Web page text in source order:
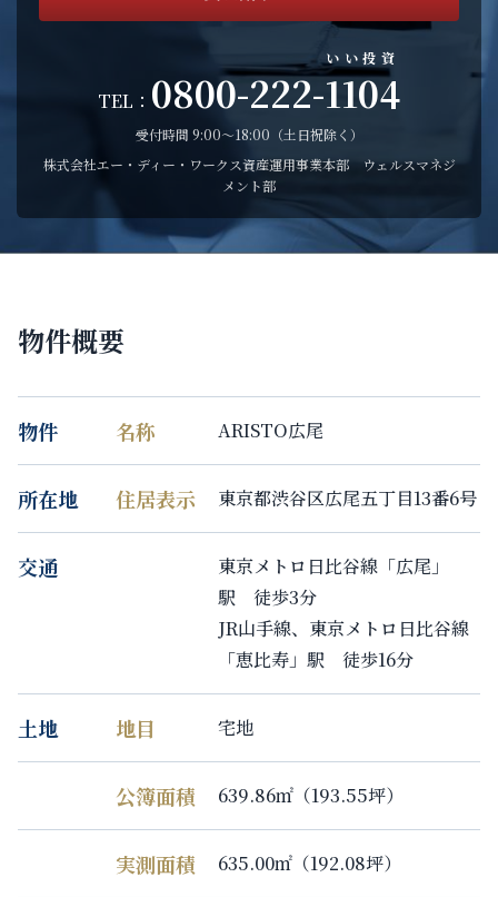
TEL： 0800-222-1104
いい投資
受付時間 9:00〜18:00（土日祝除く）
株式会社エー・ディー・ワークス資産運用事業本部 ウェルスマネジ
メント部
物件概要
物件 名称 ARISTO広尾
所在地 住居表示 東京都渋谷区広尾五丁目13番6号
交通
東京メトロ日比谷線「広尾」
駅 徒歩3分
JR山手線、東京メトロ日比谷線
「恵比寿」駅 徒歩16分
土地 地目 宅地
公簿面積 639.86㎡（193.55坪）
実測面積 635.00㎡（192.08坪）